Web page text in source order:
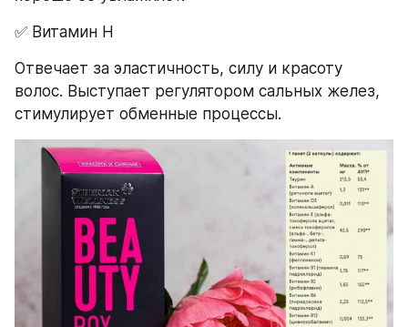
✅ Витамин H
Отвечает за эластичность, силу и красоту
волос. Выступает регулятором сальных желез,
стимулирует обменные процессы.